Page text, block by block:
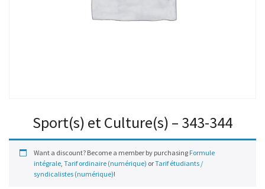
Sport(s) et Culture(s) – 343-344
Want a discount? Become a member by purchasing Formule
intégrale, Tarif ordinaire (numérique) orTarif étudiants /
syndicalistes (numérique)!